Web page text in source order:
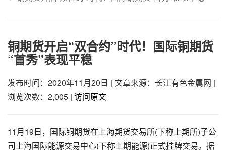
铜期货开启“双合约”时代！国际铜期货
“首秀”表现平稳
发布时间：2020年11月20日 | 文章来源：长江有色金属网 |
浏览次数：2,005 | 访问原文
11月19日，国际铜期货在上海期货交易所(下称上期所)子公
司上海国际能源交易中心(下称上期能源)正式挂牌交易。据